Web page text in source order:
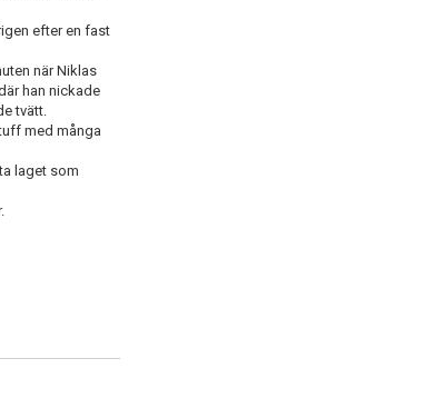
efter en fast
när Niklas
han nickade
tvätt.
med många
laget som